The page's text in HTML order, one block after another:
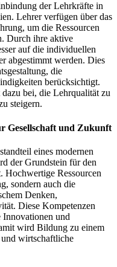
der Lehrkräfte in
Lehrer verfügen über das
um die Ressourcen
Durch ihre aktive
auf die individuellen
abgestimmt werden. Dies
die
berücksichtigt.
bei, die Lehrqualität zu
steigern.
Gesellschaft und Zukunft
eines modernen
der Grundstein für den
Hochwertige Ressourcen
sondern auch die
Denken,
Diese Kompetenzen
Innovationen und
wird Bildung zu einem
wirtschaftliche